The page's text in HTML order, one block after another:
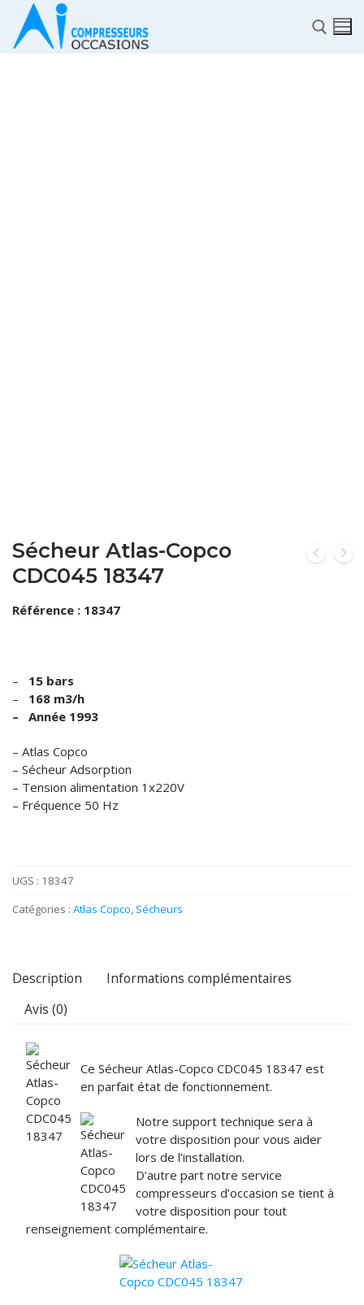
Sécheur Atlas-Copco
CDC045 18347
Référence : 18347
–
15 bars
–
168 m3/h
– Année 1993
– Atlas Copco
– Sécheur Adsorption
– Tension alimentation 1x220V
– Fréquence 50 Hz
UGS : 18347
Catégories : Atlas Copco, Sécheurs
Description
Informations complémentaires
Avis (0)
Ce Sécheur Atlas-Copco CDC045 18347 est
en parfait état de fonctionnement.
Notre support technique sera à
votre disposition pour vous aider
lors de l’installation.
D’autre part notre service
compresseurs d’occasion se tient à
votre disposition pour tout
renseignement complémentaire.